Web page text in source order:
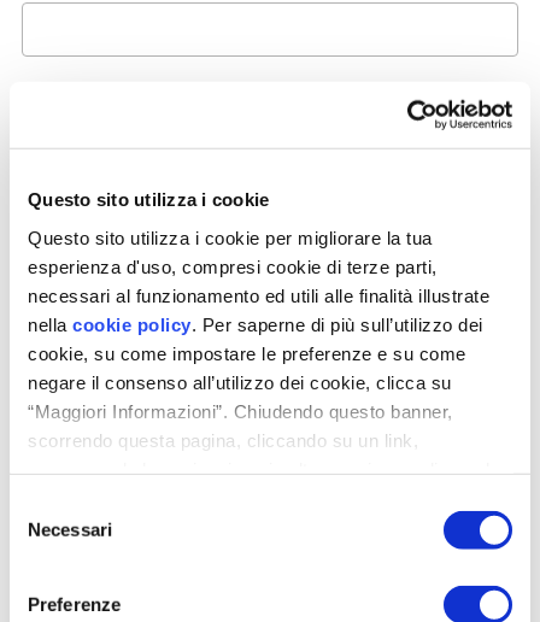
Questo sito utilizza i cookie
Questo sito utilizza i cookie per migliorare la tua
esperienza d'uso, compresi cookie di terze parti,
necessari al funzionamento ed utili alle finalità illustrate
nella cookie policy . Per saperne di più sull’utilizzo dei
cookie, su come impostare le preferenze e su come
negare il consenso all’utilizzo dei cookie, clicca su
“Maggiori Informazioni”. Chiudendo questo banner,
scorrendo questa pagina, cliccando su un link,
delNecessari
Preferenze
Telefon *
Städte *
Ich habe die Datenschutzerklärung , gelesen und stimme
der Verarbeitung meiner personenbezogenen Daten
gemäß den Bestimmungen der EU-Verordnung 679/2016
(GDPR) zu *
Kommunikationsmaterialien
Helty srl Unipersonale (im Folgenden Helty genannt) gewährt
dem unterzeichnenden Partner das Recht, Bilder, Texte und
sich auf seine Produkte und sein Unternehmen beziehen, auch
in Übereinstimmung mit den Artikeln 10 und 320 des